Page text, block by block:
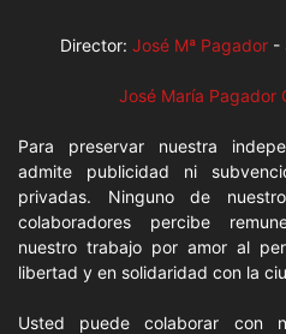
Director: José Mª Pagador-
José María Pagador
Para preservar nuestra
admite publicidad ni
privadas. Ninguno de
colaboradores percibe
nuestro trabajo por amor al
libertad y en solidaridad con la
Usted puede colaborar con